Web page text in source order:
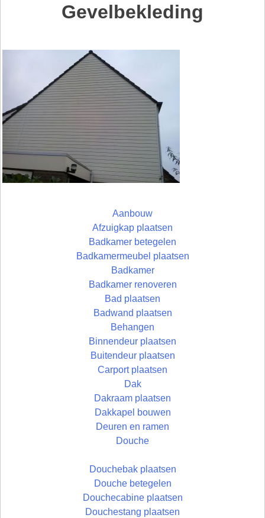
Gevelbekleding
Aanbouw
Afzuigkap plaatsen
Badkamer betegelen
Badkamermeubel plaatsen
Badkamer
Badkamer renoveren
Bad plaatsen
Badwand plaatsen
Behangen
Binnendeur plaatsen
Buitendeur plaatsen
Carport plaatsen
Dak
Dakraam plaatsen
Dakkapel bouwen
Deuren en ramen
Douche
Douchebak plaatsen
Douche betegelen
Douchecabine plaatsen
Douchestang plaatsen